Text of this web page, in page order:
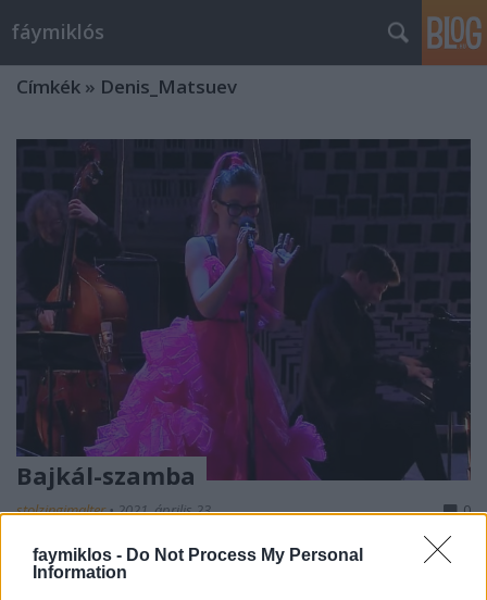
faymiklos - Do Not Process My Personal
Information
fáymiklós
Címkék » Denis_Matsuev
Bajkál-szamba
stolzingimalter•2021. április 23. 0
Hogy Gyenisz Macujev tud dzsesszelni vagy